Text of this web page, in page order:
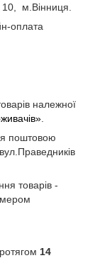
10, м.Вінниця.
оплата
належної
поштовою
товарів -
14